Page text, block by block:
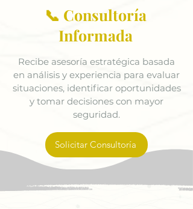
📞 Consultoría
Informada
Recibe asesoría estratégica basada
en análisis y experiencia para evaluar
situaciones, identificar oportunidades
y tomar decisiones con mayor
seguridad.
Solicitar Consultoría